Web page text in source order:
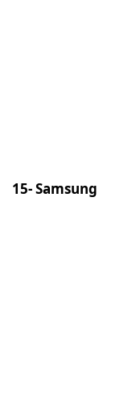
15- Samsung